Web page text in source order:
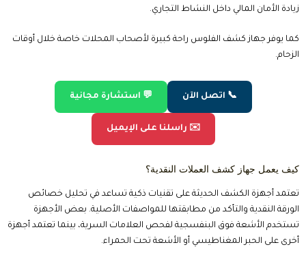
زيادة الأمان المالي داخل النشاط التجاري.
كما يوفر جهاز كشف الفلوس راحة كبيرة لأصحاب المحلات خاصة خلال أوقات
الزحام.
📞 اتصل الآن 💬 استشارة مجانية
✉️ راسلنا على الإيميل
كيف يعمل جهاز كشف العملات النقدية؟
تعتمد أجهزة الكشف الحديثة على تقنيات ذكية تساعد في تحليل خصائص
الورقة النقدية والتأكد من مطابقتها للمواصفات الأصلية. بعض الأجهزة
تستخدم الأشعة فوق البنفسجية لفحص العلامات السرية، بينما تعتمد أجهزة
أخرى على الحبر المغناطيسي أو الأشعة تحت الحمراء.